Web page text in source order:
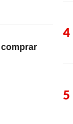
comprar